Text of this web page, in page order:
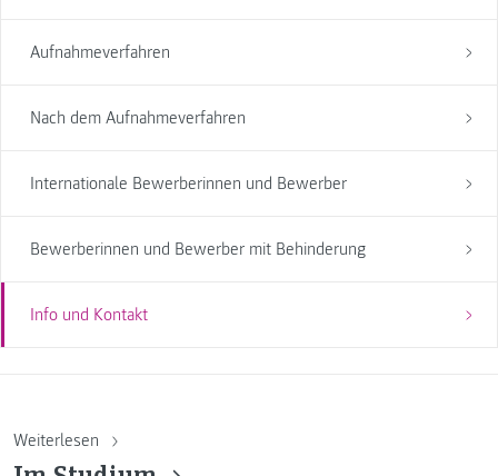
Aufnahmeverfahren
Nach dem Aufnahmeverfahren
Internationale Bewerberinnen und Bewerber
Bewerberinnen und Bewerber mit Behinderung
Info und Kontakt
Weiterlesen